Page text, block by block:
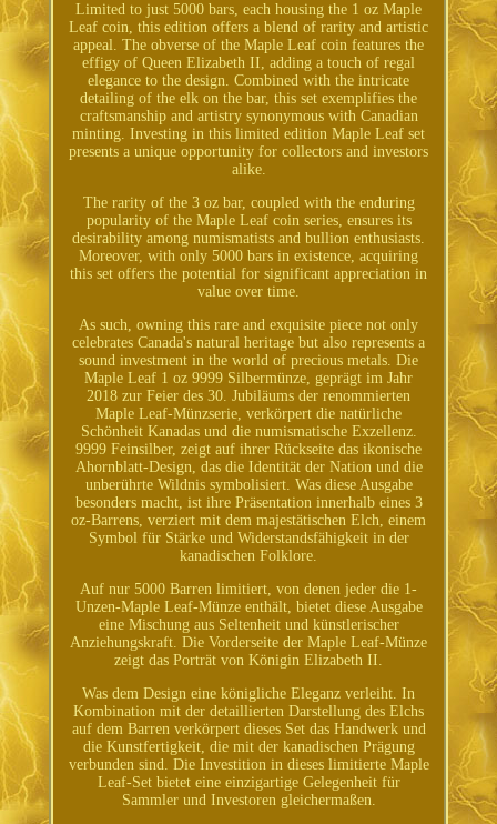
Limited to just 5000 bars, each housing the 1 oz Maple
Leaf coin, this edition offers a blend of rarity and artistic
appeal. The obverse of the Maple Leaf coin features the
effigy of Queen Elizabeth II, adding a touch of regal
elegance to the design. Combined with the intricate
detailing of the elk on the bar, this set exemplifies the
craftsmanship and artistry synonymous with Canadian
minting. Investing in this limited edition Maple Leaf set
presents a unique opportunity for collectors and investors
alike.
The rarity of the 3 oz bar, coupled with the enduring
popularity of the Maple Leaf coin series, ensures its
desirability among numismatists and bullion enthusiasts.
Moreover, with only 5000 bars in existence, acquiring
this set offers the potential for significant appreciation in
value over time.
As such, owning this rare and exquisite piece not only
celebrates Canada's natural heritage but also represents a
sound investment in the world of precious metals. Die
Maple Leaf 1 oz 9999 Silbermünze, geprägt im Jahr
2018 zur Feier des 30. Jubiläums der renommierten
Maple Leaf-Münzserie, verkörpert die natürliche
Schönheit Kanadas und die numismatische Exzellenz.
9999 Feinsilber, zeigt auf ihrer Rückseite das ikonische
Ahornblatt-Design, das die Identität der Nation und die
unberührte Wildnis symbolisiert. Was diese Ausgabe
besonders macht, ist ihre Präsentation innerhalb eines 3
oz-Barrens, verziert mit dem majestätischen Elch, einem
Symbol für Stärke und Widerstandsfähigkeit in der
kanadischen Folklore.
Auf nur 5000 Barren limitiert, von denen jeder die 1-
Unzen-Maple Leaf-Münze enthält, bietet diese Ausgabe
eine Mischung aus Seltenheit und künstlerischer
Anziehungskraft. Die Vorderseite der Maple Leaf-Münze
zeigt das Porträt von Königin Elizabeth II.
Was dem Design eine königliche Eleganz verleiht. In
Kombination mit der detaillierten Darstellung des Elchs
auf dem Barren verkörpert dieses Set das Handwerk und
die Kunstfertigkeit, die mit der kanadischen Prägung
verbunden sind. Die Investition in dieses limitierte Maple
Leaf-Set bietet eine einzigartige Gelegenheit für
Sammler und Investoren gleichermaßen.